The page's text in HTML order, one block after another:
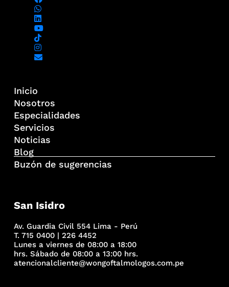
Inicio
Nosotros
Especialidades
Servicios
Noticias
Blog
Buzón de sugerencias
San Isidro
Av. Guardia Civil 554 Lima - Perú
T. 715 0400 | 226 4452
Lunes a viernes de 08:00 a 18:00
hrs. Sábado de 08:00 a 13:00 hrs.
atencionalcliente@wongoftalmologos.com.pe